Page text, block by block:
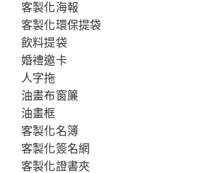
客製化海報
客製化環保提袋
飲料提袋
婚禮邀卡
人字拖
油畫布窗簾
油畫框
客製化名簿
客製化簽名網
客製化證書夾